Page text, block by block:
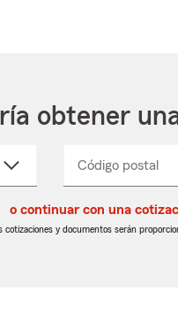
obtener
Código postal
de
de
_____
o continuar con una
cotizaciones y documentos serán